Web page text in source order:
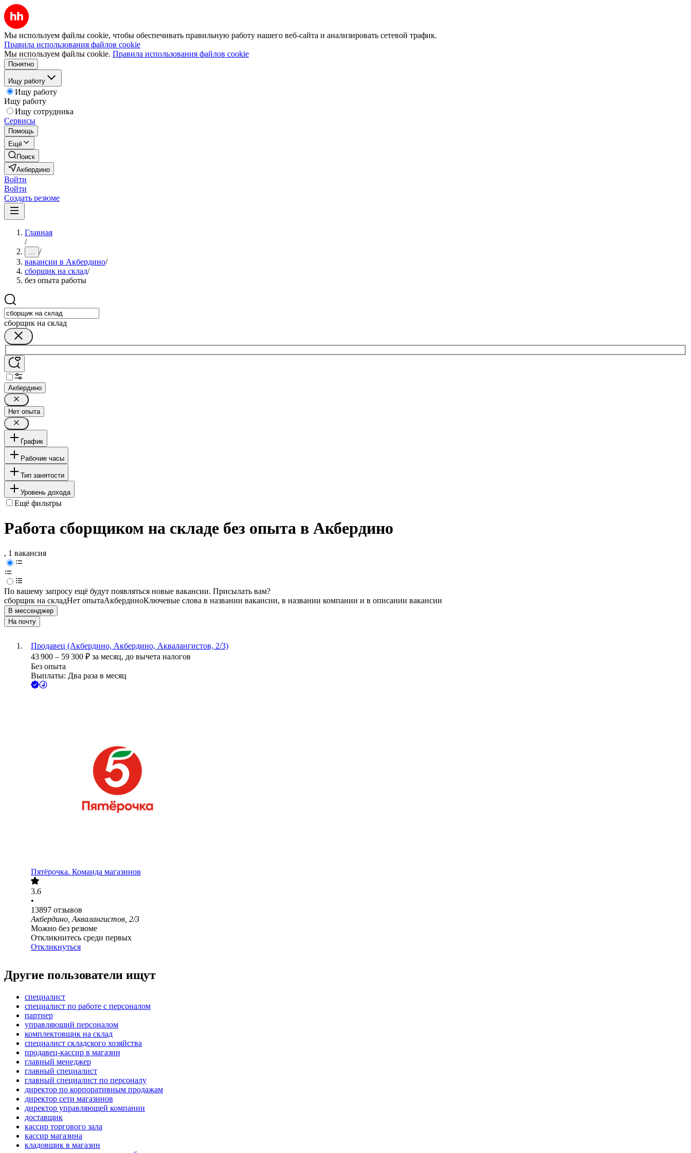
Мы используем файлы cookie, чтобы обеспечивать правильную работу нашего веб-сайта и анализировать сетевой трафик.
Правила использования файлов cookie
Мы используем файлы cookie. Правила использования файлов cookie
Понятно
Ищу работу
Ищу работу
Ищу работу
Ищу сотрудника
Сервисы
Помощь
Ещё
Поиск
Акбердино
Войти
Войти
Создать резюме
Главная
/
... /
вакансии в Акбердино/
сборщик на склад/
без опыта работы
сборщик на склад
Акбердино
Нет опыта
График
Рабочие часы
Тип занятости
Уровень дохода
Ещё фильтры
Работа сборщиком на складе без опыта в Акбердино
, 1 вакансия
По вашему запросу ещё будут появляться новые вакансии. Присылать вам?
сборщик на складНет опытаАкбердиноКлючевые слова в названии вакансии, в названии компании и в описании вакансии
В мессенджер
На почту
Продавец (Акбердино, Акбердино, Аквалангистов, 2/3)
43 900 – 59 300 ₽ за месяц, до вычета налогов
Без опыта
Выплаты: Два раза в месяц
Пятёрочка. Команда магазинов
3.6
•
13897 отзывов
Акбердино, Аквалангистов, 2/3
Можно без резюме
Откликнитесь среди первых
Откликнуться
Другие пользователи ищут
специалист
специалист по работе с персоналом
партнер
управляющий персоналом
комплектовщик на склад
специалист складского хозяйства
продавец-кассир в магазин
главный менеджер
главный специалист
главный специалист по персоналу
директор по корпоративным продажам
директор сети магазинов
директор управляющей компании
доставщик
кассир торгового зала
кассир магазина
кладовщик в магазин